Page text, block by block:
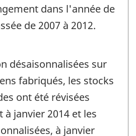
dans l'année de
de 2007 à 2012.
désaisonnalisées sur
fabriqués, les stocks
ont été révisées
janvier 2014 et les
à janvier